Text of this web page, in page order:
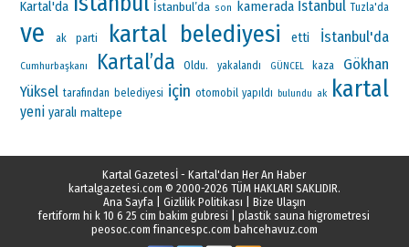
Kartal'da İstanbul’da son kamerada İstanbul Tuzla'da
ve ak parti kartal belediyesi etti İstanbul'da
Cumhurbaşkanı Kartal’da Oldu. yakalandı GÜNCEL kaza
Gökhan
Yüksel tarafından belediyesi için otomobil yapıldı bulundu ak kartal
yeni yaralı maltepe
Kartal Gazetesİ - Kartal'dan Her An Haber
kartalgazetesi.com © 2000-2026 TÜM HAKLARI SAKLIDIR.
Ana Sayfa| Gizlilik Politikası
Bize Ulaşın
fertiform hi k 10 6 25 cim bakim gubresi |plastik sauna higrometresi
peosoc.com financespc.com bahcehavuz.com